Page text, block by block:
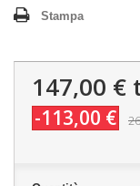
Stampa
147,00 €
-113,00 €